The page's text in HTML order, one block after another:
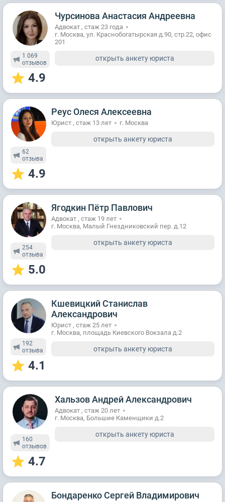
1 069
отзывов
4.9
Чурсинова Анастасия Андреевна
Адвокат , стаж 23 годa
г. Москва, ул. Краснобогатырская д.90, стр.22, офис
201
открыть анкету юриста
62
отзывa
4.9
Реус Олеся Алексеевна
Юрист , стаж 13 лет г. Москва
открыть анкету юриста
254
отзывa
5.0
Ягодкин Пётр Павлович
Адвокат , стаж 19 лет
г. Москва, Малый Гнездниковский пер. д.12
открыть анкету юриста
192
отзывa
4.1
Кшевицкий Станислав
Александрович
Юрист , стаж 25 лет
г. Москва, площадь Киевского Вокзала д.2
открыть анкету юриста
160
отзывов
4.7
Хальзов Андрей Александрович
Адвокат , стаж 20 лет
г. Москва, Большие Каменщики д.2
открыть анкету юриста
Бондаренко Сергей Владимирович